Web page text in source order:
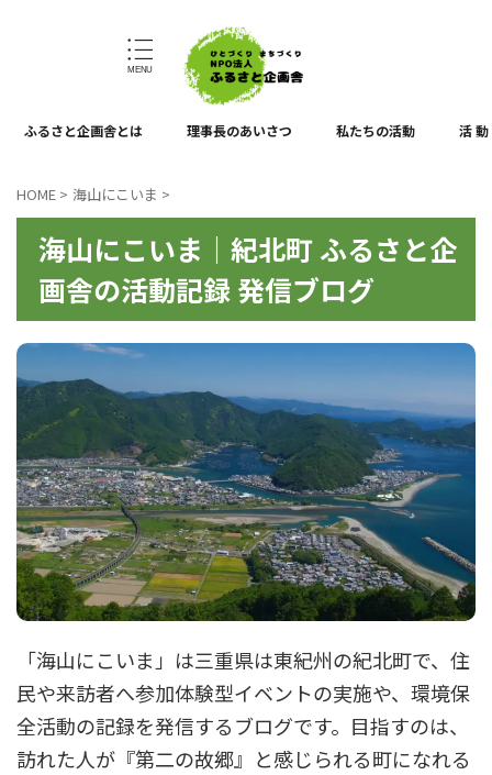
ふるさと企画舎とは 理事長のあいさつ 私たちの活動 活 動
HOME > 海山にこいま >
海山にこいま｜紀北町 ふるさと企
画舎の活動記録 発信ブログ
「海山にこいま」は三重県は東紀州の紀北町で、住
民や来訪者へ参加体験型イベントの実施や、環境保
全活動の記録を発信するブログです。目指すのは、
訪れた人が『第二の故郷』と感じられる町になれる